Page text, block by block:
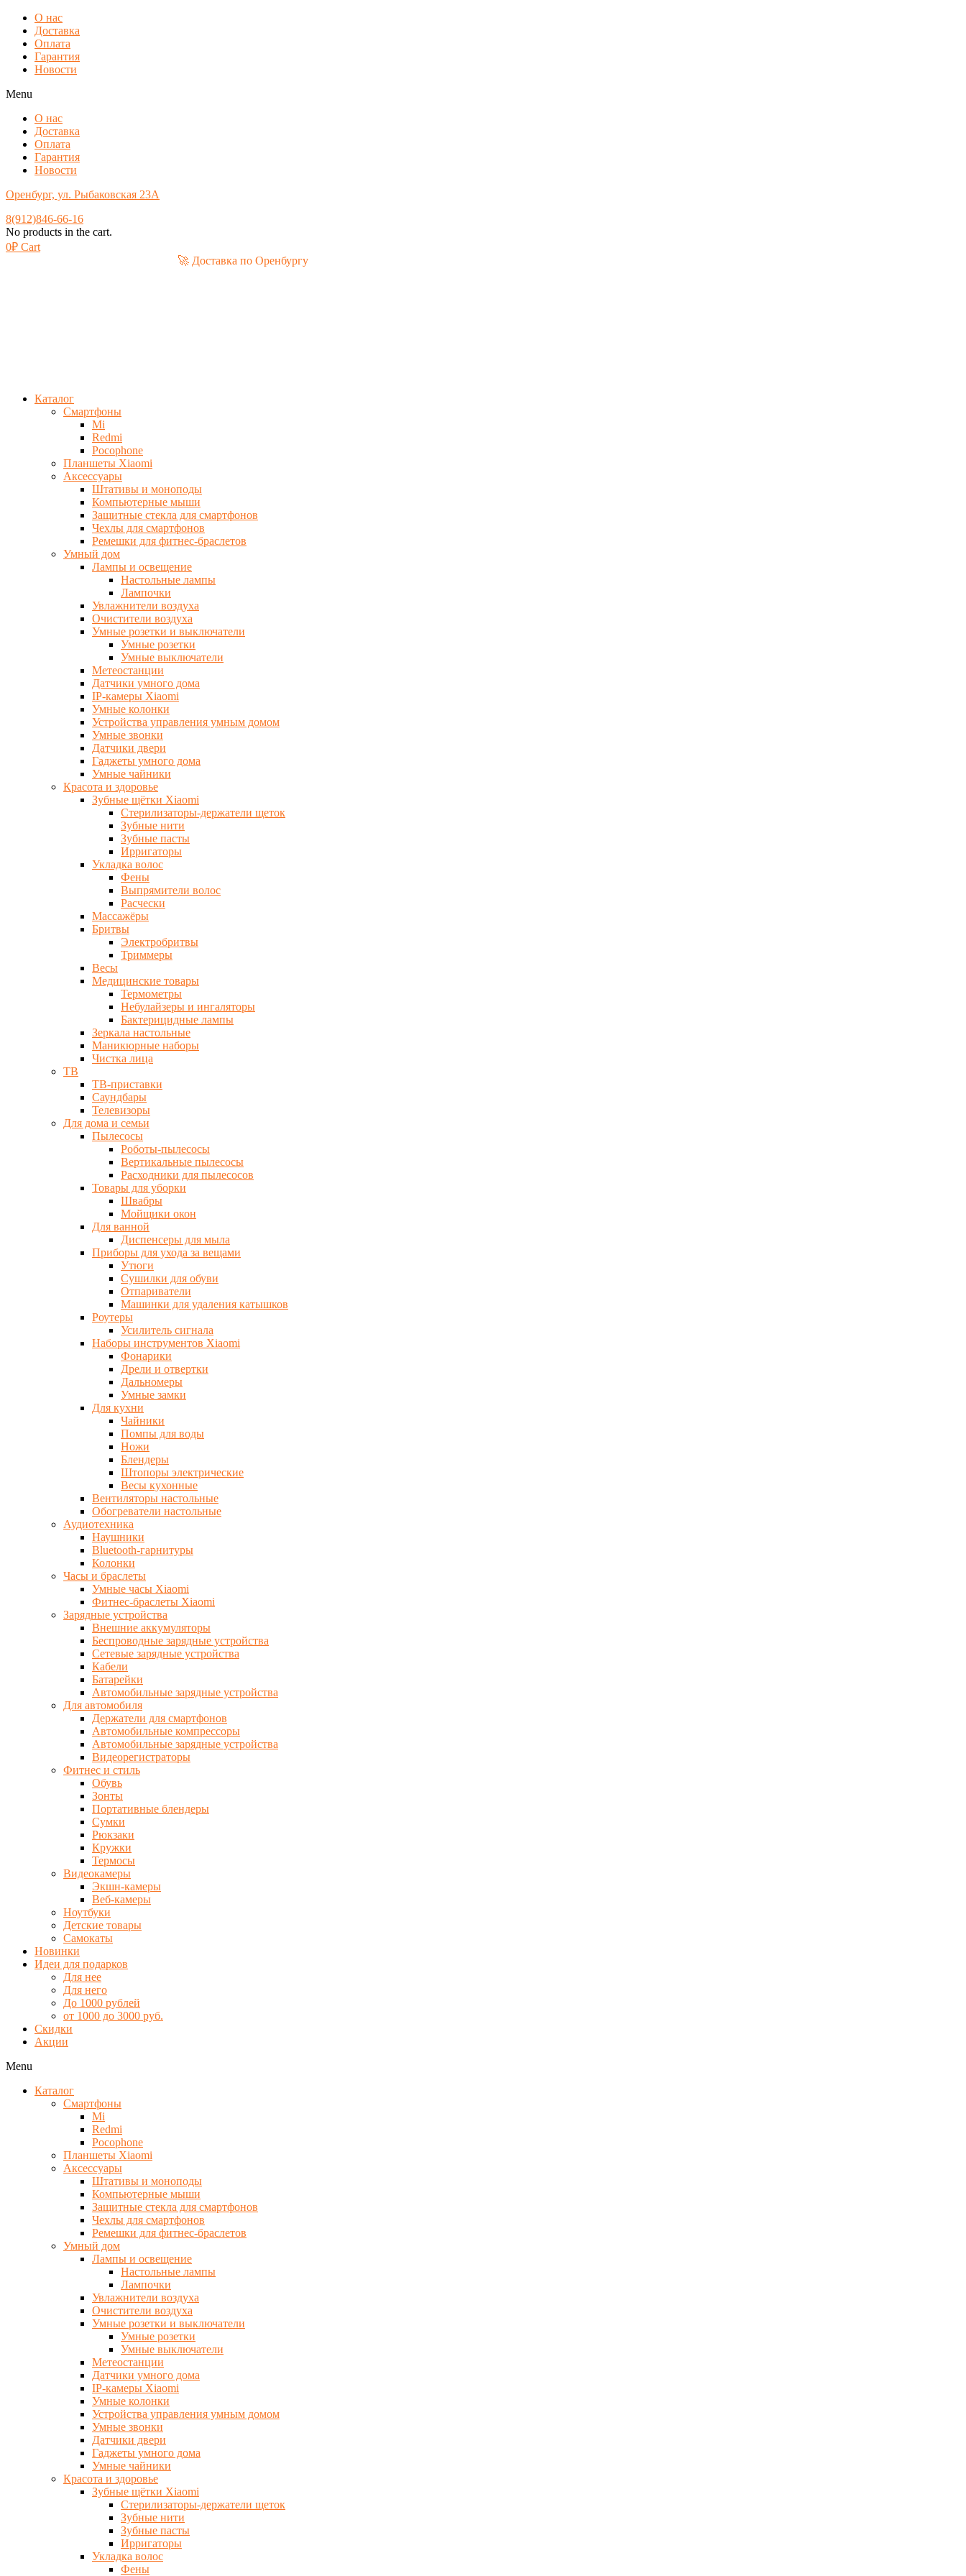
О нас
Доставка
Оплата
Гарантия
Новости
Menu
О нас
Доставка
Оплата
Гарантия
Новости
Оренбург, ул. Рыбаковская 23А
8(912)846-66-16
No products in the cart.
0₽ Cart
🚀 Доставка по Оренбургу
Каталог
Смартфоны
Mi
Redmi
Pocophone
Планшеты Xiaomi
Аксессуары
Штативы и моноподы
Компьютерные мыши
Защитные стекла для смартфонов
Чехлы для смартфонов
Ремешки для фитнес-браслетов
Умный дом
Лампы и освещение
Настольные лампы
Лампочки
Увлажнители воздуха
Очистители воздуха
Умные розетки и выключатели
Умные розетки
Умные выключатели
Метеостанции
Датчики умного дома
IP-камеры Xiaomi
Умные колонки
Устройства управления умным домом
Умные звонки
Датчики двери
Гаджеты умного дома
Умные чайники
Красота и здоровье
Зубные щётки Xiaomi
Стерилизаторы-держатели щеток
Зубные нити
Зубные пасты
Ирригаторы
Укладка волос
Фены
Выпрямители волос
Расчески
Массажёры
Бритвы
Электробритвы
Триммеры
Весы
Медицинские товары
Термометры
Небулайзеры и ингаляторы
Бактерицидные лампы
Зеркала настольные
Маникюрные наборы
Чистка лица
ТВ
ТВ-приставки
Саундбары
Телевизоры
Для дома и семьи
Пылесосы
Роботы-пылесосы
Вертикальные пылесосы
Расходники для пылесосов
Товары для уборки
Швабры
Мойщики окон
Для ванной
Диспенсеры для мыла
Приборы для ухода за вещами
Утюги
Сушилки для обуви
Отпариватели
Машинки для удаления катышков
Роутеры
Усилитель сигнала
Наборы инструментов Xiaomi
Фонарики
Дрели и отвертки
Дальномеры
Умные замки
Для кухни
Чайники
Помпы для воды
Ножи
Блендеры
Штопоры электрические
Весы кухонные
Вентиляторы настольные
Обогреватели настольные
Аудиотехника
Наушники
Bluetooth-гарнитуры
Колонки
Часы и браслеты
Умные часы Xiaomi
Фитнес-браслеты Xiaomi
Зарядные устройства
Внешние аккумуляторы
Беспроводные зарядные устройства
Сетевые зарядные устройства
Кабели
Батарейки
Автомобильные зарядные устройства
Для автомобиля
Держатели для смартфонов
Автомобильные компрессоры
Автомобильные зарядные устройства
Видеорегистраторы
Фитнес и стиль
Обувь
Зонты
Портативные блендеры
Сумки
Рюкзаки
Кружки
Термосы
Видеокамеры
Экшн-камеры
Веб-камеры
Ноутбуки
Детские товары
Самокаты
Новинки
Идеи для подарков
Для нее
Для него
До 1000 рублей
от 1000 до 3000 руб.
Скидки
Акции
Menu
Каталог
Смартфоны
Mi
Redmi
Pocophone
Планшеты Xiaomi
Аксессуары
Штативы и моноподы
Компьютерные мыши
Защитные стекла для смартфонов
Чехлы для смартфонов
Ремешки для фитнес-браслетов
Умный дом
Лампы и освещение
Настольные лампы
Лампочки
Увлажнители воздуха
Очистители воздуха
Умные розетки и выключатели
Умные розетки
Умные выключатели
Метеостанции
Датчики умного дома
IP-камеры Xiaomi
Умные колонки
Устройства управления умным домом
Умные звонки
Датчики двери
Гаджеты умного дома
Умные чайники
Красота и здоровье
Зубные щётки Xiaomi
Стерилизаторы-держатели щеток
Зубные нити
Зубные пасты
Ирригаторы
Укладка волос
Фены